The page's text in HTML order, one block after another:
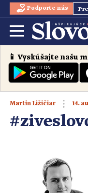
Podporte nás
📱 Vyskúšajte našu
Martin Ližičiar 14.